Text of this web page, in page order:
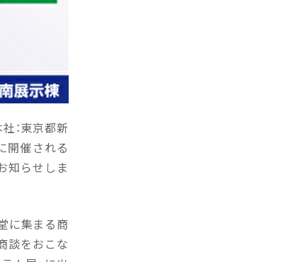
：東京都新
開催される
知らせしま
に集まる商
談をおこな